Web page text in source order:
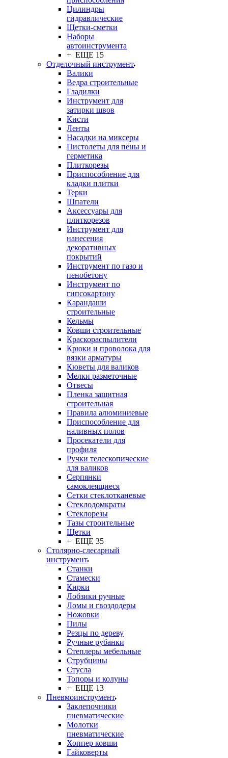
Цилиндры
гидравлические
Щетки-сметки
Наборы
автоинструмента
+ ЕЩЕ 15
Отделочный инструмент
Валики
Ведра строительные
Гладилки
Инструмент для
затирки швов
Кисти
Ленты
Насадки на миксеры
Пистолеты для пены и
герметика
Плиткорезы
Приспособление для
кладки плитки
Терки
Шпатели
Аксессуары для
плиткорезов
Инструмент для
нанесения
декоративных
покрытий
Инструмент по газо и
пенобетону
Инструмент по
гипсокартону
Карандаши
строительные
Кельмы
Ковши строительные
Краскораспылители
Крюки и проволока для
вязки арматуры
Кюветы для валиков
Мелки разметочные
Отвесы
Пленка защитная
строительная
Правила алюминиевые
Приспособление для
наливных полов
Просекатели для
профиля
Ручки телескопические
для валиков
Серпянки
самоклеящиеся
Сетки стеклотканевые
Стеклодомкраты
Стеклорезы
Тазы строительные
Щетки
+ ЕЩЕ 35
Столярно-слесарный
инструмент
Станки
Стамески
Кирки
Лобзики ручные
Ломы и гвоздодеры
Ножовки
Пилы
Резцы по дереву
Ручные рубанки
Степлеры мебельные
Струбцины
Стусла
Топоры и колуны
+ ЕЩЕ 13
Пневмоинструмент
Заклепочники
пневматические
Молотки
пневматические
Хоппер ковши
Гайковерты